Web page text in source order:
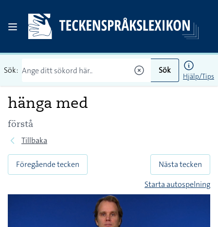
Sök: Sök
Hjälp/Tips
hänga med
förstå
Tillbaka
Föregående tecken
Nästa tecken
Starta autospelning